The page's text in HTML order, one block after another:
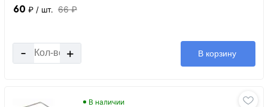
60 ₽ / шт. 66 ₽
- + В корзину
В наличии